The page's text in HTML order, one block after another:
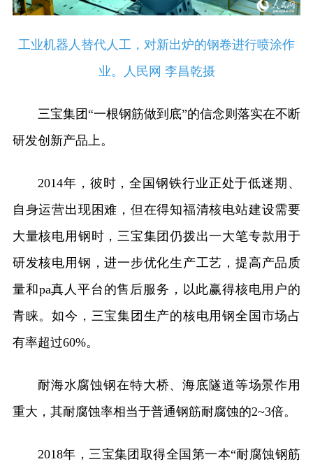
工业机器人替代人工，对新出炉的钢卷进行喷涂作
业。人民网 李昌乾摄
三宝集团“一根钢筋做到底”的信念则落实在不断
研发创新产品上。
2014年，彼时，全国钢铁行业正处于低迷期、
自身运营出现困难，但在得知福清核电站建设需要
大量核电用钢时，三宝集团仍拨出一大笔专款用于
研发核电用钢，进一步优化生产工艺，提高产品质
量和pa真人平台的售后服务，以此赢得核电用户的
青睐。如今，三宝集团生产的核电用钢全国市场占
有率超过60%。
耐海水腐蚀钢在特大桥、海底隧道等场景作用
重大，其耐腐蚀率相当于普通钢筋耐腐蚀的2~3倍。
2018年，三宝集团取得全国第一本“耐腐蚀钢筋